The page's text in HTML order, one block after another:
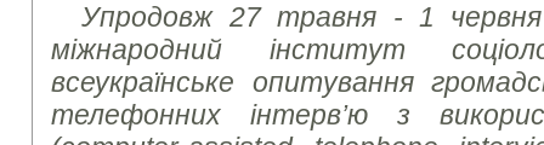
Упродовж 27 травня - 1 червня
міжнародний інститут
всеукраїнське опитування
телефонних інтерв’ю з